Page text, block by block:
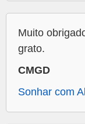
Muito
grato.
CMGD
Sonhar com